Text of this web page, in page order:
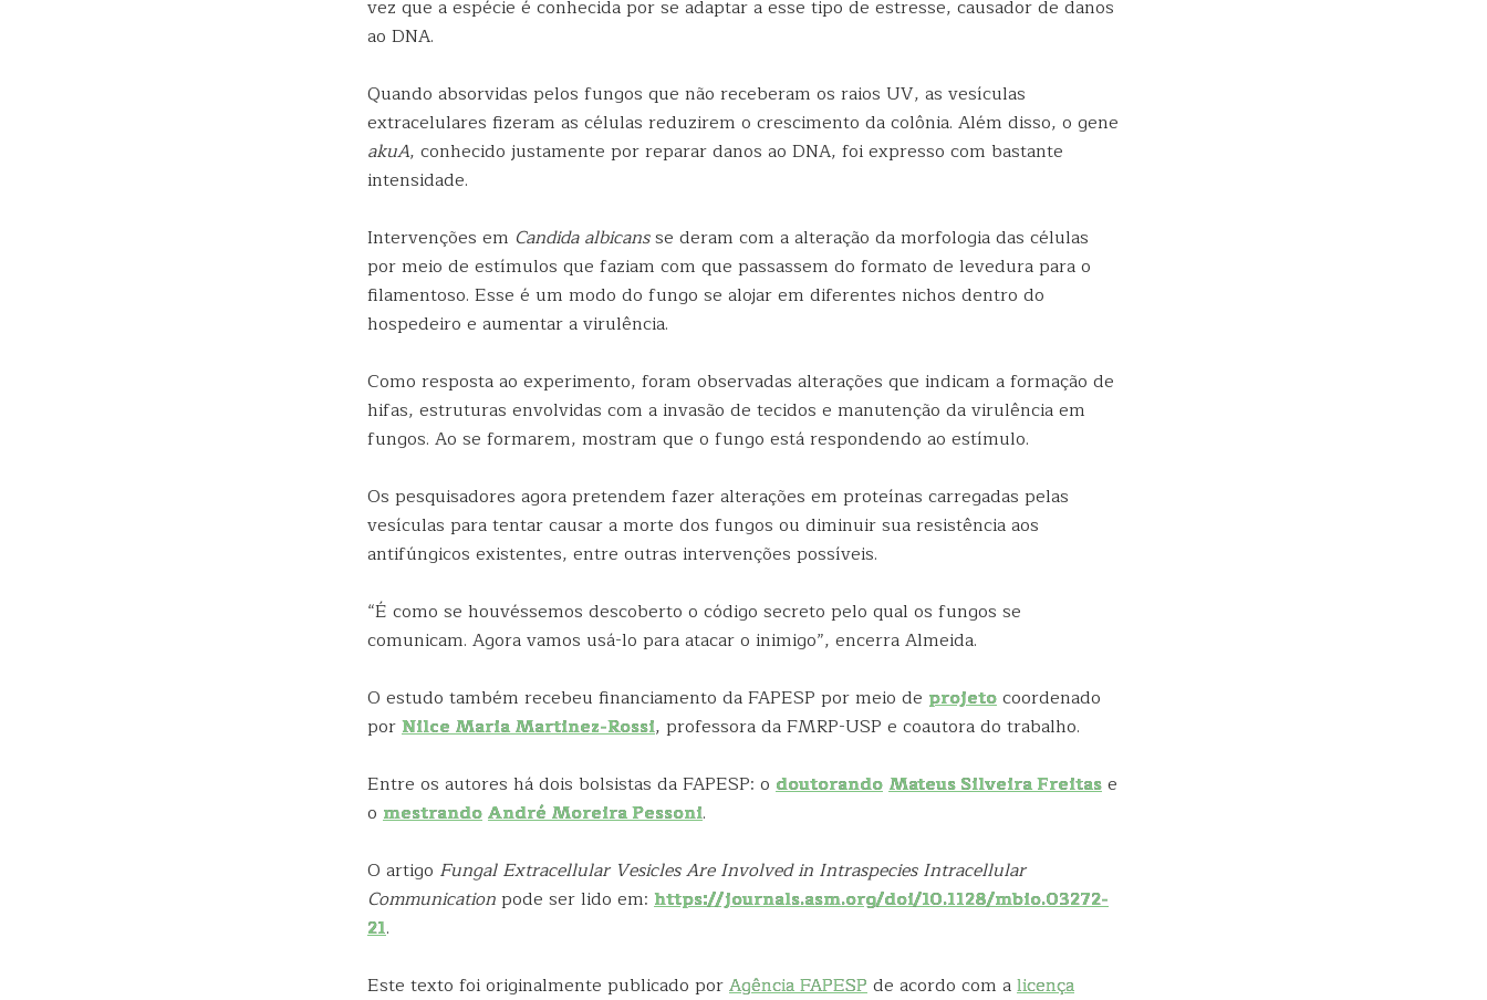
vez que a espécie é conhecida por se adaptar a esse tipo de estresse, causador de danos
ao DNA.
Quando absorvidas pelos fungos que não receberam os raios UV, as vesículas
extracelulares fizeram as células reduzirem o crescimento da colônia. Além disso, o gene
akuA, conhecido justamente por reparar danos ao DNA, foi expresso com bastante
intensidade.
Intervenções em Candida albicansse deram com a alteração da morfologia das células
por meio de estímulos que faziam com que passassem do formato de levedura para o
filamentoso. Esse é um modo do fungo se alojar em diferentes nichos dentro do
hospedeiro e aumentar a virulência.
Como resposta ao experimento, foram observadas alterações que indicam a formação de
hifas, estruturas envolvidas com a invasão de tecidos e manutenção da virulência em
fungos. Ao se formarem, mostram que o fungo está respondendo ao estímulo.
Os pesquisadores agora pretendem fazer alterações em proteínas carregadas pelas
vesículas para tentar causar a morte dos fungos ou diminuir sua resistência aos
antifúngicos existentes, entre outras intervenções possíveis.
“É como se houvéssemos descoberto o código secreto pelo qual os fungos se
comunicam. Agora vamos usá-lo para atacar o inimigo”, encerra Almeida.
O estudo também recebeu financiamento da FAPESP por meio de projetocoordenado
porNilce Maria Martinez-Rossi, professora da FMRP-USP e coautora do trabalho.
Entre os autores há dois bolsistas da FAPESP: o doutorandoMateus Silveira Freitase
o mestrandoAndré Moreira Pessoni.
O artigo Fungal Extracellular Vesicles Are Involved in Intraspecies Intracellular
Communicationpode ser lido em: https://journals.asm.org/doi/10.1128/mbio.03272-
21.
Este texto foi originalmente publicado porAgência FAPESPde acordo com alicença